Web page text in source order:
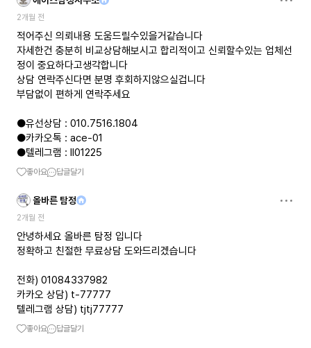
2개월 전
적어주신 의뢰내용 도움드릴수있을거같습니다
자세한건 충분히 비교상담해보시고 합리적이고 신뢰할수있는 업체선
정이 중요하다고생각합니다
상담 연락주신다면 분명 후회하지않으실겁니다
부담없이 편하게 연락주세요
●유선상담 : 010.7516.1804
●카카오톡 : ace-01
●텔레그램 : ll01225
좋아요 답글달기
올바른 탐정
2개월 전
안녕하세요 올바른 탐정 입니다
정확하고 친절한 무료상담 도와드리겠습니다
전화) 01084337982
카카오 상담) t-77777
텔레그램 상담) tjtj77777
좋아요 답글달기